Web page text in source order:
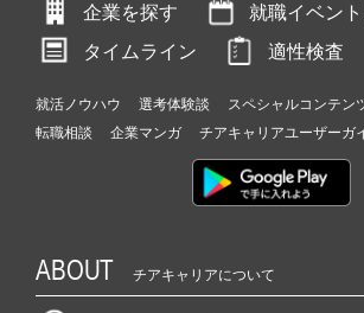
企業を探す
就職イベン
タイムライン
適性検査
就活ノウハウ 選考体験談 スペシャルコンテン
転職相談
企業マンガ チアキャリアユーザーガ
ABOUT チアキャリアについて